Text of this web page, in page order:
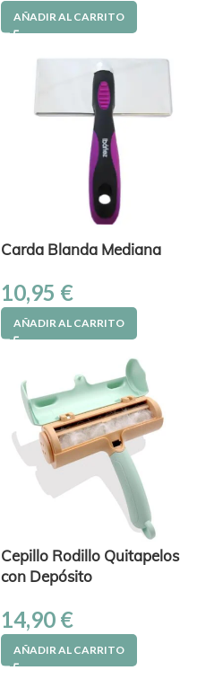
AÑADIR AL CARRITO
Carda Blanda Mediana
10,95 €
AÑADIR AL CARRITO
Cepillo Rodillo Quitapelos
con Depósito
14,90 €
AÑADIR AL CARRITO